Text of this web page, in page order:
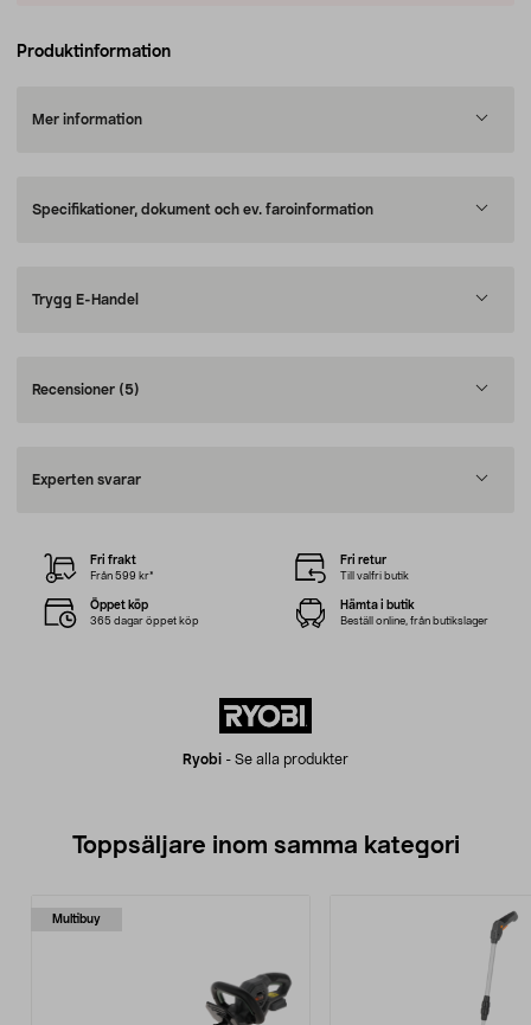
Produktinformation
Mer information
Specifikationer, dokument och ev. faroinformation
Trygg E-Handel
Recensioner (5)
Experten svarar
Ryobi - Se alla produkter
Fri frakt
Från 599 kr*
Fri retur
Till valfri butik
Öppet köp
365 dagar öppet köp
Hämta i butik
Beställ online, från butikslager
Toppsäljare inom samma kategori
Multibuy